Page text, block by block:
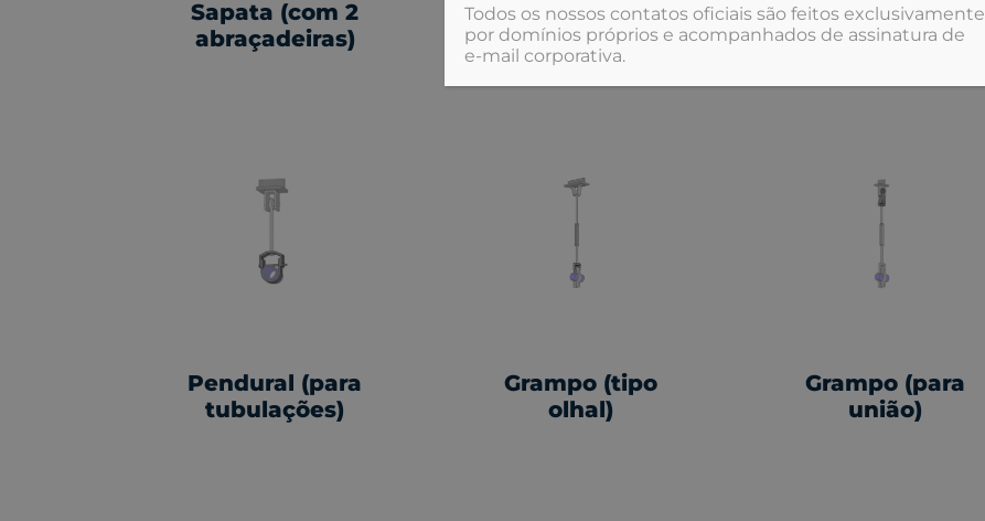
Sapata (com 2
abraçadeiras)
Sapata (com 2
abraçadeiras)
Sapata (com 1
abraçadeira)
Pendural (para
tubulações)
Grampo (tipo
olhal)
Grampo (para
união)
Todos os nossos contatos oficiais são feitos exclusivamente
por domínios próprios e acompanhados de assinatura de
e‑mail corporativa.